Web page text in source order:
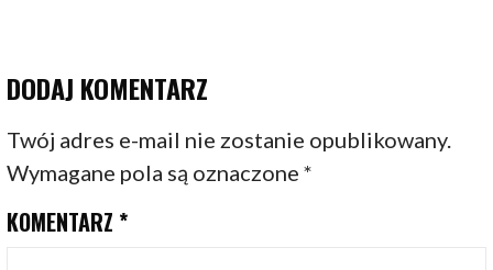
DODAJ KOMENTARZ
Twój adres e-mail nie zostanie opublikowany.
Wymagane pola są oznaczone*
KOMENTARZ *